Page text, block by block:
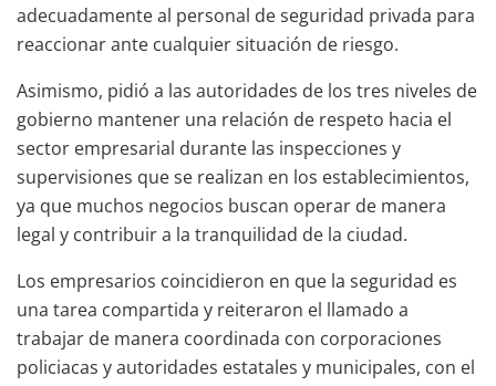
adecuadamente al personal de seguridad privada para
reaccionar ante cualquier situación de riesgo.
Asimismo, pidió a las autoridades de los tres niveles de
gobierno mantener una relación de respeto hacia el
sector empresarial durante las inspecciones y
supervisiones que se realizan en los establecimientos,
ya que muchos negocios buscan operar de manera
legal y contribuir a la tranquilidad de la ciudad.
Los empresarios coincidieron en que la seguridad es
una tarea compartida y reiteraron el llamado a
trabajar de manera coordinada con corporaciones
policiacas y autoridades estatales y municipales, con el